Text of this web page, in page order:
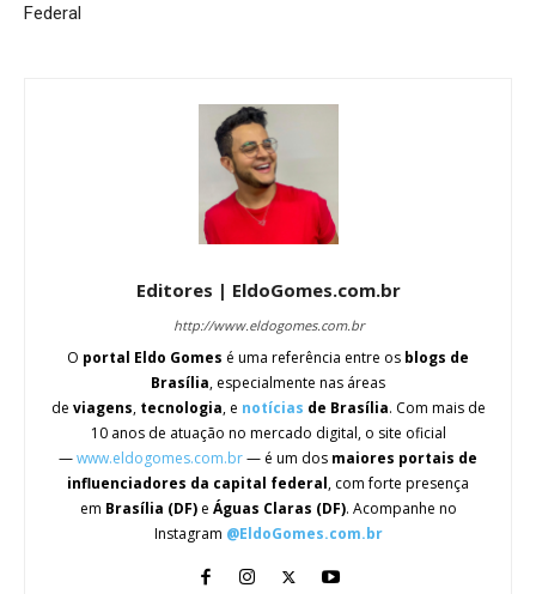
Federal
Editores | EldoGomes.com.br
http://www.eldogomes.com.br
O portal Eldo Gomes é uma referência entre os blogs de
Brasília, especialmente nas áreas
de viagens, tecnologia, e notícias de Brasília. Com mais de
10 anos de atuação no mercado digital, o site oficial
—www.eldogomes.com.br— é um dos maiores portais de
influenciadores da capital federal, com forte presença
em Brasília (DF)e Águas Claras (DF). Acompanhe no
Instagram @EldoGomes.com.br